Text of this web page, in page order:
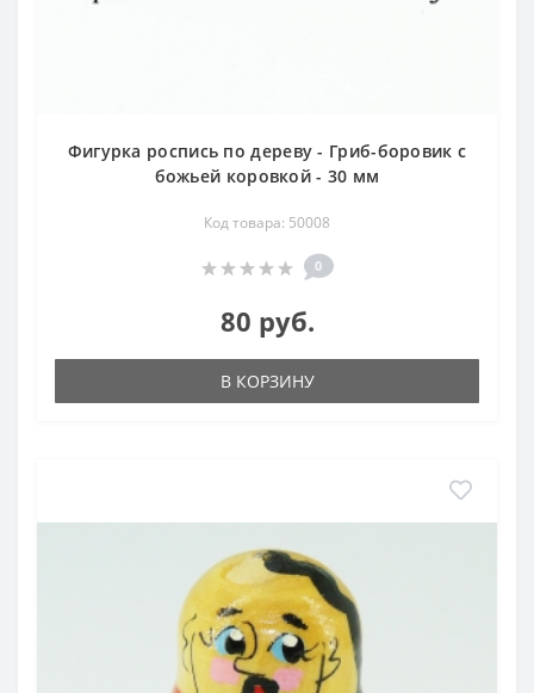
Фигурка роспись по дереву - Гриб-боровик с
божьей коровкой - 30 мм
Код товара: 50008
0
80 руб.
В КОРЗИНУ